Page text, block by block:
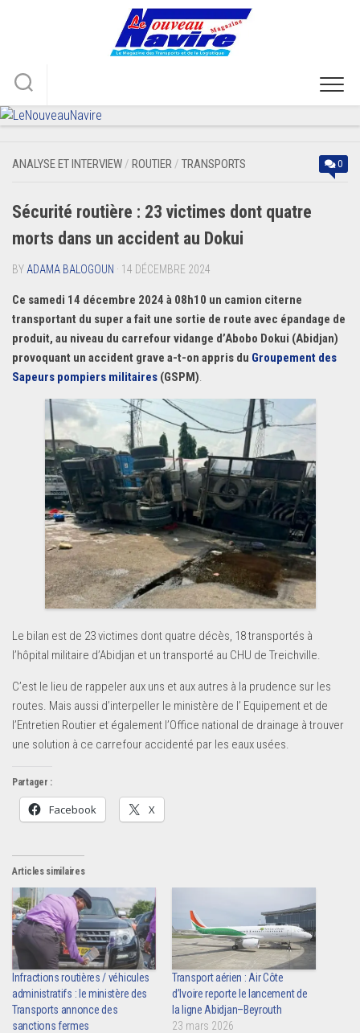
ANALYSE ET INTERVIEW / ROUTIER / TRANSPORTS 0
Sécurité routière : 23 victimes dont quatre
morts dans un accident au Dokui
BY ADAMA BALOGOUN · 14 DÉCEMBRE 2024
Ce samedi 14 décembre 2024 à 08h10 un camion citerne
transportant du super a fait une sortie de route avec épandage de
produit, au niveau du carrefour vidange d’Abobo Dokui (Abidjan)
provoquant un accident grave a-t-on appris du Groupement des
Sapeurs pompiers militaires (GSPM).
Le bilan est de 23 victimes dont quatre décès, 18 transportés à
l’hôpital militaire d’Abidjan et un transporté au CHU de Treichville.
C’est le lieu de rappeler aux uns et aux autres à la prudence sur les
routes. Mais aussi d’interpeller le ministère de l’ Equipement et de
l’Entretien Routier et également l’Office national de drainage à trouver
une solution à ce carrefour accidenté par les eaux usées.
Partager :
Facebook X
Articles similaires
Infractions routières / véhicules
administratifs : le ministère des
Transports annonce des
sanctions fermes
Transport aérien : Air Côte
d’Ivoire reporte le lancement de
la ligne Abidjan–Beyrouth
23 mars 2026